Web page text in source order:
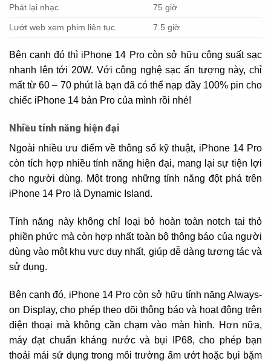
Phát lại nhạc 75 giờ
Lướt web xem phim liên tục 7.5 giờ
Bên cạnh đó thì iPhone 14 Pro còn sở hữu công suất sạc
nhanh lên tới 20W. Với công nghệ sạc ấn tượng này, chỉ
mất từ 60 – 70 phút là bạn đã có thể nạp đầy 100% pin cho
chiếc iPhone 14 bản Pro của mình rồi nhé!
Nhiều tính năng hiện đại
Ngoài nhiều ưu điểm về thông số kỹ thuật, iPhone 14 Pro
còn tích hợp nhiều tính năng hiện đại, mang lại sự tiện lợi
cho người dùng. Một trong những tính năng đột phá trên
iPhone 14 Pro là Dynamic Island.
Tính năng này không chỉ loại bỏ hoàn toàn notch tai thỏ
phiền phức mà còn hợp nhất toàn bộ thông báo của người
dùng vào một khu vực duy nhất, giúp dễ dàng tương tác và
sử dụng.
Bên cạnh đó, iPhone 14 Pro còn sở hữu tính năng Always-
on Display, cho phép theo dõi thông báo và hoạt động trên
điện thoại mà không cần chạm vào màn hình. Hơn nữa,
máy đạt chuẩn kháng nước và bụi IP68, cho phép bạn
thoải mái sử dụng trong môi trường ẩm ướt hoặc bụi bặm